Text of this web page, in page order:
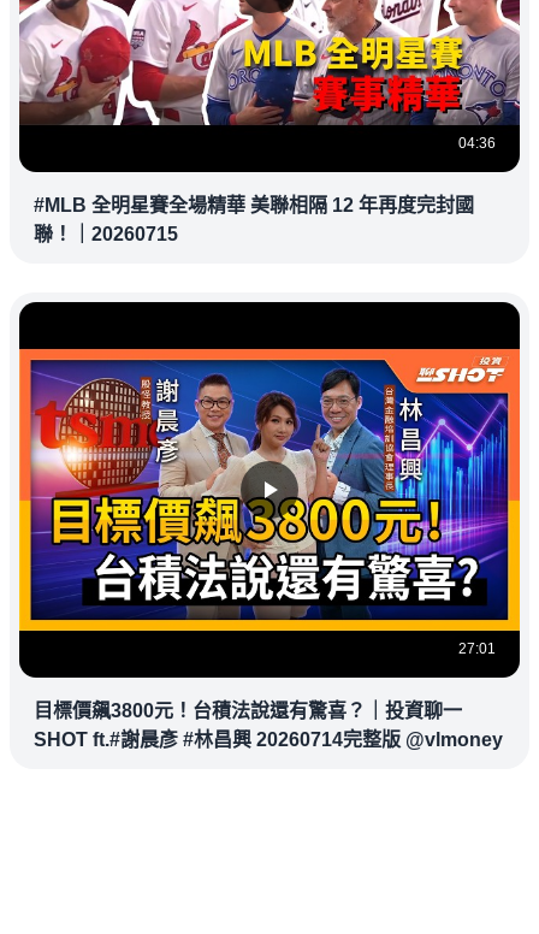
04:36
#MLB 全明星賽全場精華 美聯相隔 12 年再度完封國
聯！｜20260715
27:01
目標價飆3800元！台積法說還有驚喜？｜投資聊一
SHOT ft.#謝晨彥 #林昌興 20260714完整版 @vlmoney